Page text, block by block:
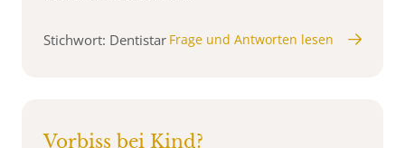
Stichwort: Dentistar Frage und Antworten lesen
Vorbiss bei Kind?